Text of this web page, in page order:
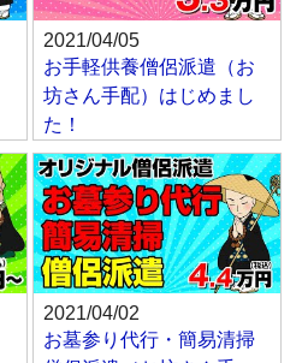
2021/04/05
お手軽供養僧侶派遣（お
坊さん手配）はじめまし
た！
2021/04/02
お墓参り代行・簡易清掃